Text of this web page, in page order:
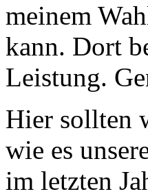
meinem
kann. Dort
Leistung.
Hier sollten
wie es
im letzten